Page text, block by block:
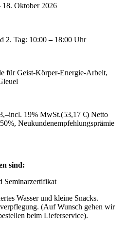
18. Oktober 2026
2. Tag: 10:00–18:00 Uhr
für Geist-Körper-Energie-Arbeit,
19% MwSt.(53,17 €) Netto
Neukundenempfehlungsprämie
sind:
Seminarzertifikat
Wasser und kleine Snacks.
(Auf Wunsch gehen wir
beim Lieferservice).